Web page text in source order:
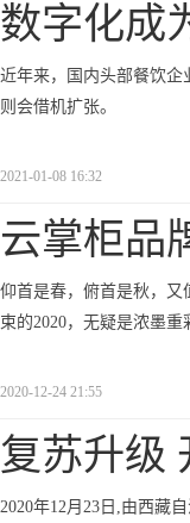
数字化成
近年来，国内头部餐饮企
则会借机扩张。
2021-01-08 16:32
云掌柜品
仰首是春，俯首是秋，又
束的2020，无疑是浓墨重
2020-12-24 21:55
复苏升级
2020年12月23日,由西藏